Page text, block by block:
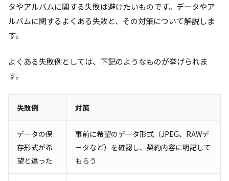
タやアルバムに関する失敗は避けたいものです。データやア
ルバムに関するよくある失敗と、その対策について解説しま
す。
よくある失敗例としては、下記のようなものが挙げられま
す。
失敗例 対策
データの保
存形式が希
望と違った
事前に希望のデータ形式（JPEG、RAWデ
ータなど）を確認し、契約内容に明記して
もらう